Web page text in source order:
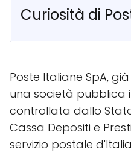
Curiosità di
Poste Italiane SpA,
una società pubblica
controllata dallo
Cassa Depositi e
servizio postale